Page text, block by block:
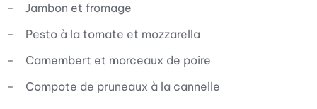
Jambon et fromage
Pesto à la tomate et mozzarella
Camembert et morceaux de poire
Compote de pruneaux à la cannelle